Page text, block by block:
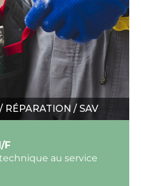
RÉPARATION / SAV
F
au service